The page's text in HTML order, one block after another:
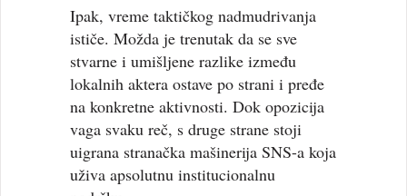
Ipak, vreme taktičkog nadmudrivanja
ističe. Možda je trenutak da se sve
stvarne i umišljene razlike između
lokalnih aktera ostave po strani i pređe
na konkretne aktivnosti. Dok opozicija
vaga svaku reč, s druge strane stoji
uigrana stranačka mašinerija SNS-a koja
uživa apsolutnu institucionalnu